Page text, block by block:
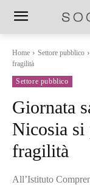
Home Settore pubblico
fragilità
Settore pubblico
Giornata
Nicosia si
fragilità
All’Istituto